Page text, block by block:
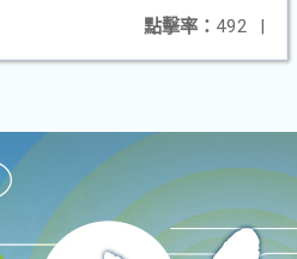
點擊率： 492 |